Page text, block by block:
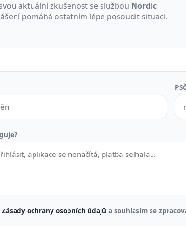
aktuální zkušenost se službou Nordic
pomáhá ostatním lépe posoudit situaci.
PSČ
Zásady ochrany osobních údajů a souhlasím se